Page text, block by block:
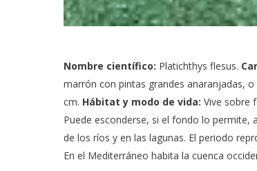
Nombre científico: Platichthys flesus.
marrón con pintas grandes anaranjadas,
cm. Hábitat y modo de vida: Vive sobre
Puede esconderse, si el fondo lo permite,
de los ríos y en las lagunas. El periodo
En el Mediterráneo habita la cuenca